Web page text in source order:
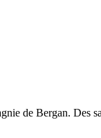
de Bergan. Des